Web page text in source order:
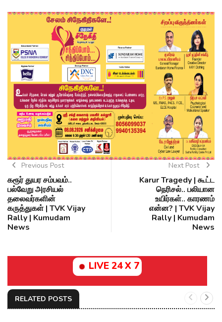
Previous Post
கரூர் துயர சம்பவம்..
பல்வேறு அரசியல்
தலைவர்களின்
கருத்துகள் | TVK Vijay
Rally | Kumudam
News
Next Post
Karur Tragedy | கூட்ட
நெரிசல்.. பலியான
உயிர்கள்.. காரணம்
என்ன? | TVK Vijay
Rally | Kumudam
News
LIVE 24 X 7
RELATED POSTS